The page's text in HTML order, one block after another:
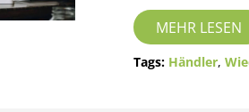
MEHR LESEN
Tags: Händler,